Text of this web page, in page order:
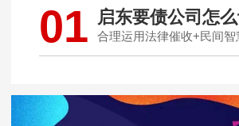
01 启东要债公司怎
合理运用法律催收+民间智